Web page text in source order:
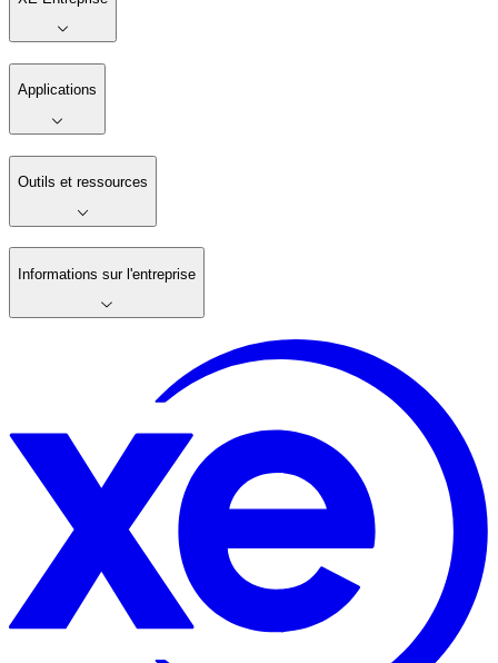
Applications
Outils et ressources
Informations sur l'entreprise